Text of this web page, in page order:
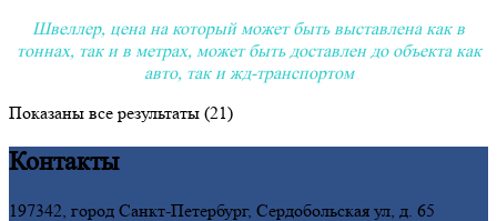
Швеллер, цена на который может быть выставлена как в
тоннах, так и в метрах, может быть доставлен до объекта как
авто, так и жд-транспортом
Показаны все результаты (21)
Контакты
197342, город Санкт-Петербург, Сердобольская ул, д. 65